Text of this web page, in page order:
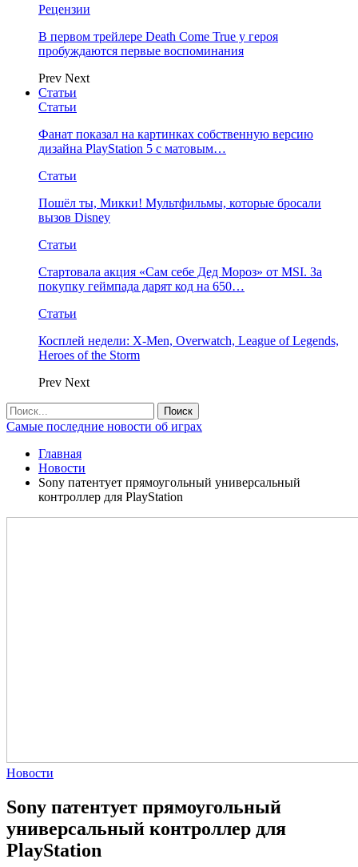
Рецензии
В первом трейлере Death Come True у героя
пробуждаются первые воспоминания
Prev Next
Статьи
Статьи
Фанат показал на картинках собственную версию
дизайна PlayStation 5 с матовым…
Статьи
Пошёл ты, Микки! Мультфильмы, которые бросали
вызов Disney
Статьи
Стартовала акция «Сам себе Дед Мороз» от MSI. За
покупку геймпада дарят код на 650…
Статьи
Косплей недели: X-Men, Overwatch, League of Legends,
Heroes of the Storm
Prev Next
Самые последние новости об играх
Главная
Новости
Sony патентует прямоугольный универсальный
контроллер для PlayStation
Новости
Sony патентует прямоугольный
универсальный контроллер для
PlayStation